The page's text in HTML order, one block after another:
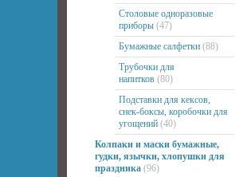
Столовые одноразовые
приборы (47)
Бумажные салфетки (88)
Трубочки для
напитков (80)
Подставки для кексов,
снек-боксы, коробочки для
угощений (40)
Колпаки и маски бумажные,
гудки, язычки, хлопушки для
праздника (96)